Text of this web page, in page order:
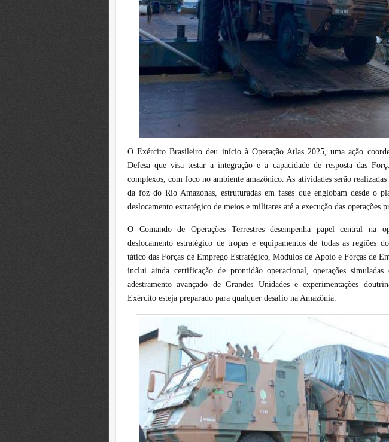
O Exército Brasileiro deu início à Operação Atlas 2025, uma ação
Defesa que visa testar a integração e a capacidade de resposta das
complexos, com foco no ambiente amazônico. As atividades serão realizadas
da foz do Rio Amazonas, estruturadas em fases que englobam desde o
deslocamento estratégico de meios e militares até a execução das operações
O Comando de Operações Terrestres desempenha papel central na
deslocamento estratégico de tropas e equipamentos de todas as regiões
tático das Forças de Emprego Estratégico, Módulos de Apoio e Forças de
inclui ainda certificação de prontidão operacional, operações
adestramento avançado de Grandes Unidades e experimentações
Exército esteja preparado para qualquer desafio na Amazônia.